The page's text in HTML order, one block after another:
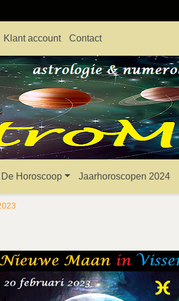
Klant account Contact
De Horoscoop Jaarhoroscopen 2024